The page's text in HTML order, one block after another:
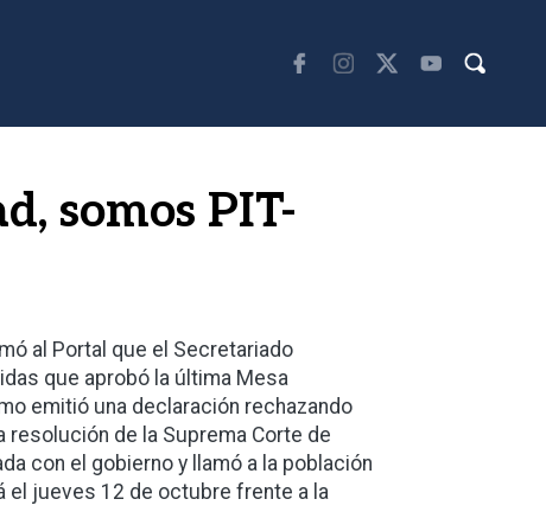
somos PIT-
al Portal que el Secretariado
que aprobó la última Mesa
emitió una declaración rechazando
resolución de la Suprema Corte de
con el gobierno y llamó a la población
el jueves 12 de octubre frente a la